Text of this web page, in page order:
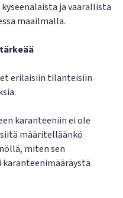
ja vaarallista
maailmalla.
erilaisiin tilanteisiin
karanteeniin ei ole
määritelläänkö
miten sen